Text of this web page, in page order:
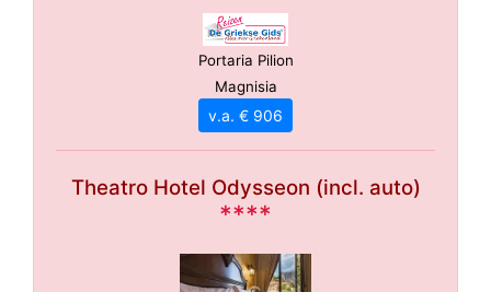
Portaria Pilion
Magnisia
v.a. € 906
Theatro Hotel Odysseon (incl. auto)
****